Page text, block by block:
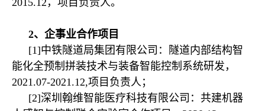
2、企事业合作项目
[1]中铁隧道局集团有限公司：隧道内部结构智
能化全预制拼装技术与装备智能控制系统研发，
2021.07-2021.12,项目负责人；
[2]深圳翰维智能医疗科技有限公司：共建机器